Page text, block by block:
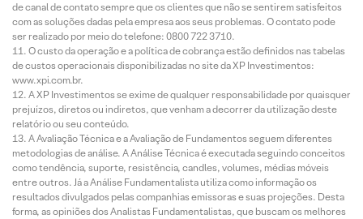
de canal de contato sempre que os clientes que não se sentirem satisfeitos
com as soluções dadas pela empresa aos seus problemas. O contato pode
ser realizado por meio do telefone: 0800 722 3710.
O custo da operação e a política de cobrança estão definidos nas tabelas
de custos operacionais disponibilizadas no site da XP Investimentos:
www.xpi.com.br.
A XP Investimentos se exime de qualquer responsabilidade por quaisquer
prejuízos, diretos ou indiretos, que venham a decorrer da utilização deste
relatório ou seu conteúdo.
A Avaliação Técnica e a Avaliação de Fundamentos seguem diferentes
metodologias de análise. A Análise Técnica é executada seguindo conceitos
como tendência, suporte, resistência, candles, volumes, médias móveis
entre outros. Já a Análise Fundamentalista utiliza como informação os
resultados divulgados pelas companhias emissoras e suas projeções. Desta
forma, as opiniões dos Analistas Fundamentalistas, que buscam os melhores